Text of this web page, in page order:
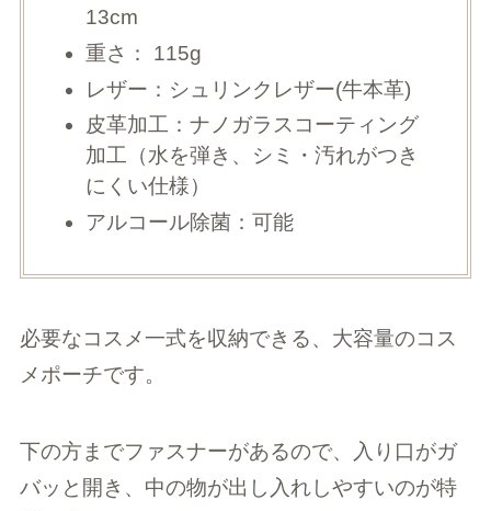
13cm
重さ： 115g
レザー：シュリンクレザー(牛本革)
皮革加工：ナノガラスコーティング
加工（水を弾き、シミ・汚れがつき
にくい仕様）
アルコール除菌：可能
必要なコスメ一式を収納できる、大容量のコス
メポーチです。
下の方までファスナーがあるので、入り口がガ
バッと開き、中の物が出し入れしやすいのが特